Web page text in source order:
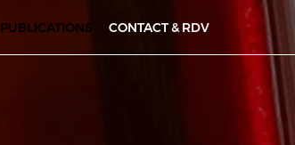
PUBLICATIONS CONTACT & RDV